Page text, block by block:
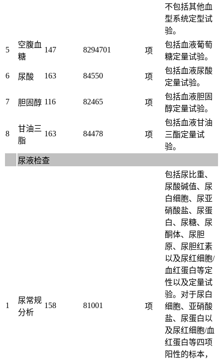
不包括其他血
型系统定型试
验。
5
空腹血
糖
147 8294701 项
包括血液葡萄
糖定量试验。
6 尿酸 163 84550 项
包括血液尿酸
定量试验。
7 胆固醇 116 82465 项
包括血液胆固
醇定量试验。
8
甘油三
脂
163 84478 项
包括血液甘油
三酯定量试
验。
尿液检查
1
尿常规
分析
158 81001 项
包括尿比重、
尿酸碱值、尿
白细胞、尿亚
硝酸盐、尿蛋
白、尿糖、尿
酮体、尿胆
原、尿胆红素
以及尿红细胞/
血红蛋白等定
性以及定量试
验。对于尿白
细胞、亚硝酸
盐、尿蛋白以
及尿红细胞/血
红蛋白等四项
阳性的标本，